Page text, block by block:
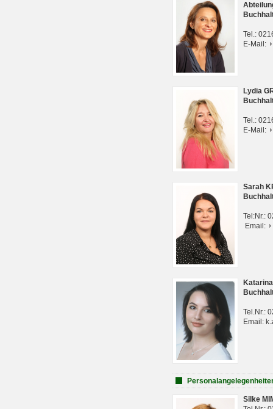
Tel.:
E-Mail:
Lydia
Tel.:
E-Mail:
Sarah
Tel:Nr.:
Email:
Tel.Nr.:
Email:
Silke